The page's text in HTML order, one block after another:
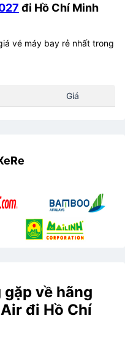
đi Hồ Chí Minh
vé máy bay rẻ nhất trong
Giá
về hãng
đi Hồ Chí